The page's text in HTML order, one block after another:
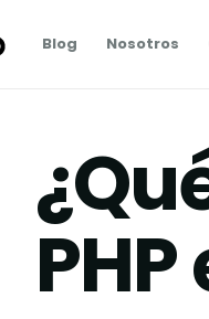
Blog Nosotros